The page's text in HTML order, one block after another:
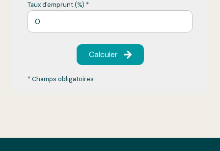
Taux d'emprunt (%) *
Calculer
* Champs obligatoires